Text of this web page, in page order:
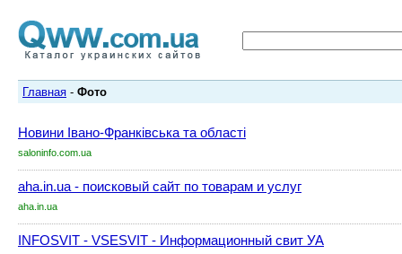
Главная - Фото
Новини Івано-Франківська та області
saloninfo.com.ua
aha.in.ua - поисковый сайт по товарам и услуг
aha.in.ua
INFOSVIT - VSESVIT - Информационный свит УА